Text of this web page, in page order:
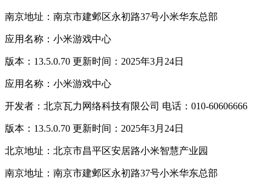
南京地址：南京市建邺区永初路37号小米华东总部
应用名称：小米游戏中心
版本：13.5.0.70 更新时间：2025年3月24日
应用名称：小米游戏中心
开发者：北京瓦力网络科技有限公司 电话：010-60606666
版本：13.5.0.70 更新时间：2025年3月24日
北京地址：北京市昌平区安居路小米智慧产业园
南京地址：南京市建邺区永初路37号小米华东总部